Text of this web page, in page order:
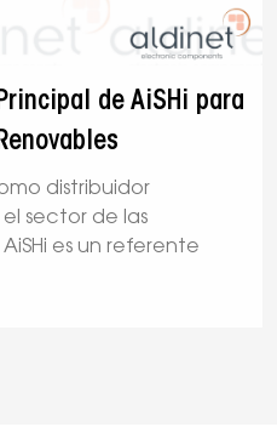
de AiSHi para
distribuidor
el sector de las
es un referente